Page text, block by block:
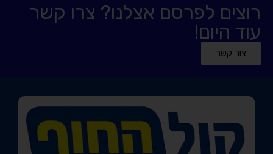
רוצים לפרסם אצלנו? צרו קשר
עוד היום!
צור קשר